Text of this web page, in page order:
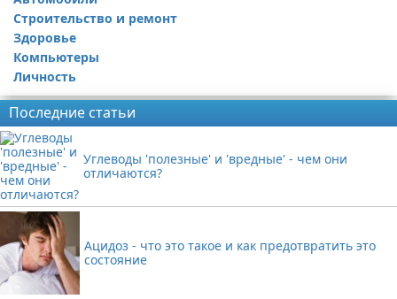
Строительство и ремонт
Здоровье
Компьютеры
Личность
Последние статьи
Углеводы 'полезные' и 'вредные' - чем они
отличаются?
Ацидоз - что это такое и как предотвратить это
состояние